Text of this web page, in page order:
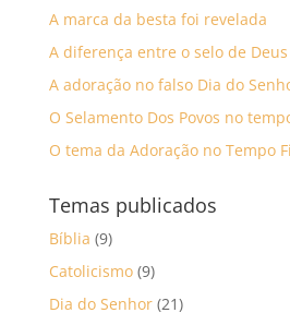
A marca da besta foi revelada
A diferença entre o selo de
A adoração no falso Dia do
O Selamento Dos Povos no
O tema da Adoração no Tempo
Temas publicados
Bíblia (9)
Catolicismo(9)
Dia do Senhor(21)